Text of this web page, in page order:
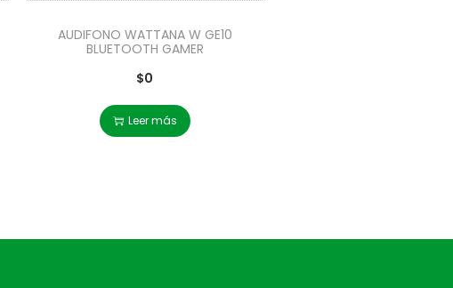
AUDIFONO WATTANA W GE10
BLUETOOTH GAMER
$0
Leer más